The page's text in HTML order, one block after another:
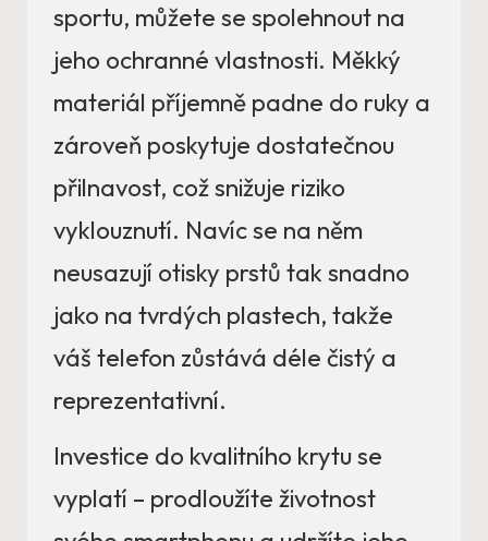
sportu, můžete se spolehnout na
jeho ochranné vlastnosti. Měkký
materiál příjemně padne do ruky a
zároveň poskytuje dostatečnou
přilnavost, což snižuje riziko
vyklouznutí. Navíc se na něm
neusazují otisky prstů tak snadno
jako na tvrdých plastech, takže
váš telefon zůstává déle čistý a
reprezentativní.
Investice do kvalitního krytu se
vyplatí – prodloužíte životnost